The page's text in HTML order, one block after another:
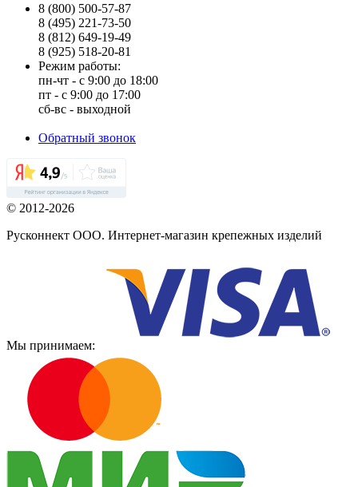
8 (800) 500-57-87
8 (495) 221-73-50
8 (812) 649-19-49
8 (925) 518-20-81
Режим работы:
пн-чт - с 9:00 до 18:00
пт - с 9:00 до 17:00
сб-вс - выходной
Обратный звонок
© 2012-2026
Русконнект ООО. Интернет-магазин крепежных изделий
Мы принимаем: